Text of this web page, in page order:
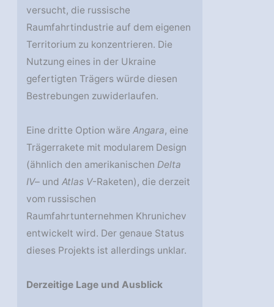
versucht, die russische
Raumfahrtindustrie auf dem eigenen
Territorium zu konzentrieren. Die
Nutzung eines in der Ukraine
gefertigten Trägers würde diesen
Bestrebungen zuwiderlaufen.
Eine dritte Option wäreAngara, eine
Trägerrakete mit modularem Design
(ähnlich den amerikanischenDelta
IV– undAtlas V-Raketen), die derzeit
vom russischen
Raumfahrtunternehmen Khrunichev
entwickelt wird. Der genaue Status
dieses Projekts ist allerdings unklar.
Derzeitige Lage und Ausblick